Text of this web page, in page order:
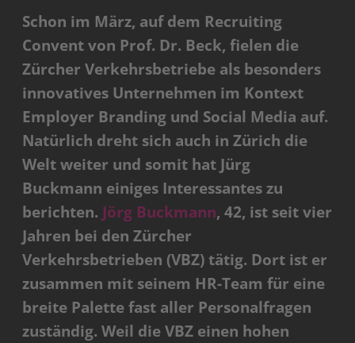
Schon im März, auf dem Recruiting
Convent von Prof. Dr. Beck, fielen die
Zürcher Verkehrsbetriebe als besonders
innovatives Unternehmen im Kontext
Employer Branding und Social Media auf.
Natürlich dreht sich auch in Zürich die
Welt weiter und somit hat Jürg
Buckmann einiges Interessantes zu
berichten. Jörg Buckmann, 42, ist seit vier
Jahren bei den Zürcher
Verkehrsbetrieben (VBZ) tätig. Dort ist er
zusammen mit seinem HR-Team für eine
breite Palette fast aller Personalfragen
zuständig. Weil die VBZ einen hohen